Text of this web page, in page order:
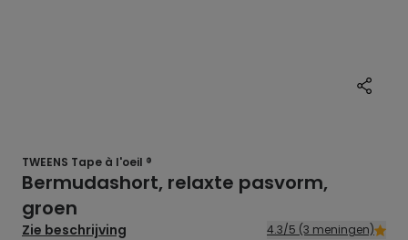
TWEENS Tape à l'oeil ®
Bermudashort, relaxte pasvorm,
groen
Zie beschrijving 4.3/5 (3 meningen)